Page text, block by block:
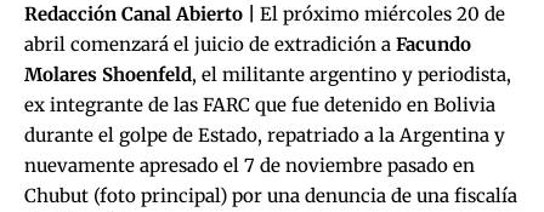
Redacción Canal Abierto |
El próximo miércoles 20 de
abril comenzará el juicio de extradición a Facundo
Molares Shoenfeld, el militante argentino y periodista,
ex integrante de las FARC que fue detenido en Bolivia
durante el golpe de Estado, repatriado a la Argentina y
nuevamente apresado el 7 de noviembre pasado en
Chubut (foto principal) por una denuncia de una fiscalía